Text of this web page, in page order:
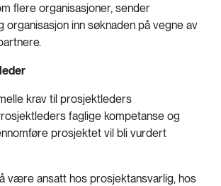
flere organisasjoner, sender
organisasjon inn søknaden på vegne av
krav til prosjektleders
faglige kompetanse og
prosjektet vil bli vurdert
være ansatt hos prosjektansvarlig, hos